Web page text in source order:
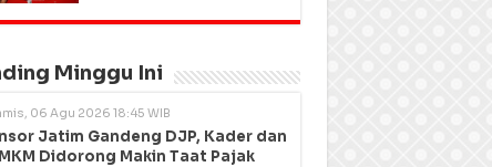
Minggu Ini
06 Agu 2026 18:45 WIB
Jatim Gandeng DJP, Kader dan
Didorong Makin Taat Pajak